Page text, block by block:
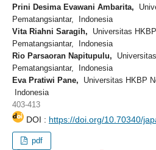
Prini Desima Evawani Ambarita,
Pematangsiantar, Indonesia
Vita Riahni Saragih, Universitas
Pematangsiantar, Indonesia
Rio Parsaoran Napitupulu,
Pematangsiantar, Indonesia
Eva Pratiwi Pane, Universitas HKBP
Indonesia
403-413
DOI : https://doi.org/10.70340/
pdf